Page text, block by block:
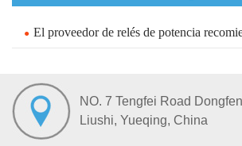
El proveedor de relés de potencia
NO. 7 Tengfei Road
Liushi, Yueqing, China